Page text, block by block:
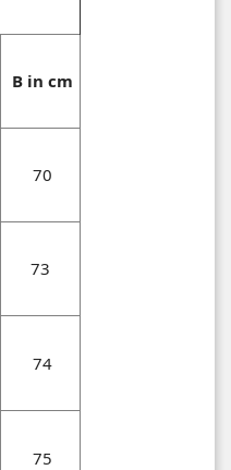
B in cm
70
73
74
75